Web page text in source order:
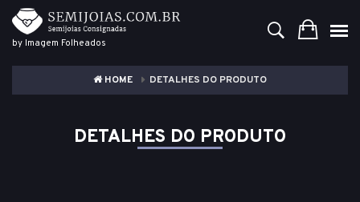
by Imagem Folheados
HOME DETALHES DO PRODUTO
DETALHES DO PRODUTO